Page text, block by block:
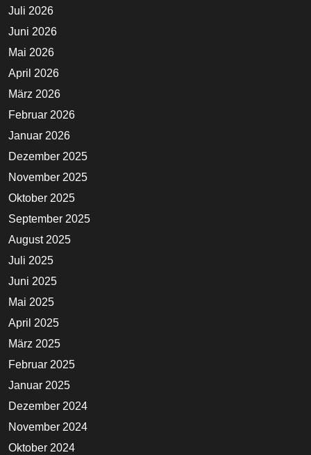
Juli 2026
Juni 2026
Mai 2026
April 2026
März 2026
Februar 2026
Januar 2026
Dezember 2025
November 2025
Oktober 2025
September 2025
August 2025
Juli 2025
Juni 2025
Mai 2025
April 2025
März 2025
Februar 2025
Januar 2025
Dezember 2024
November 2024
Oktober 2024